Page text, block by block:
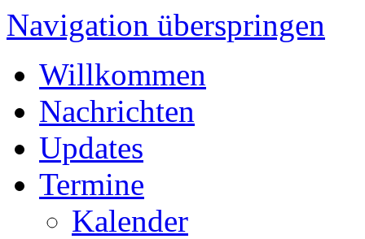
Navigation überspringen
Willkommen
Nachrichten
Updates
Termine
Kalender